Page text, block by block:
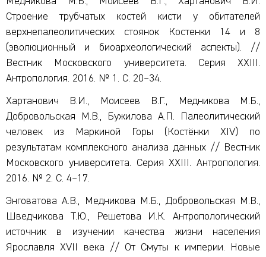
Строение трубчатых костей кисти у обитателей
верхнепалеолитических стоянок Костенки 14 и 8
(эволюционный и биоархеологический аспекты). //
Вестник Московского университета. Серия XXIII.
Антропология. 2016. № 1. С. 20–34.
Хартанович В.И., Моисеев В.Г., Медникова М.Б.,
Добровольская М.В., Бужилова А.П. Палеолитический
человек из Маркиной Горы (Костёнки XIV) по
результатам комплексного анализа данных // Вестник
Московского университета. Серия XXIII. Антропология.
2016. № 2. С. 4–17.
Энговатова А.В., Медникова М.Б., Добровольская М.В.,
Шведчикова Т.Ю., Решетова И.К. Антропологический
источник в изучении качества жизни населения
Ярославля XVII века // От Смуты к империи. Новые